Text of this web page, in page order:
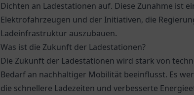
Dichten an Ladestationen auf. Diese Zunahme ist
Elektrofahrzeugen und der Initiativen, die
Ladeinfrastruktur auszubauen.
Was ist die Zukunft der Ladestationen?
Die Zukunft der Ladestationen wird stark von
Bedarf an nachhaltiger Mobilität beeinflusst. Es
die schnellere Ladezeiten und verbesserte